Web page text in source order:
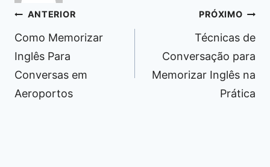
Navegação
de
Post
ANTERIOR
Como Memorizar
Inglês Para
Conversas em
Aeroportos
PRÓXIMO
Técnicas de
Conversação para
Memorizar Inglês na
Prática